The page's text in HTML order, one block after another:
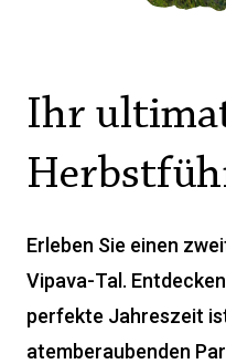
Ihr
Erleben Sie einen
Vipava-Tal.
perfekte Jahreszeit
atemberaubenden